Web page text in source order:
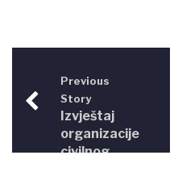
Previous
Story
Izvještaj
organizacije
civilnog